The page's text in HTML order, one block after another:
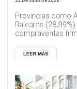
Provincias como
Baleares
compraventas
LEER MÁS